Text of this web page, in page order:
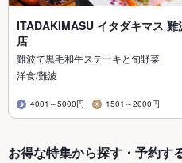
ITADAKIMASU イタダキマス 難
店
難波で黒毛和牛ステーキと旬野菜
洋食/難波
4001～5000円 1501～2000円
お得な特集から探す・予約す